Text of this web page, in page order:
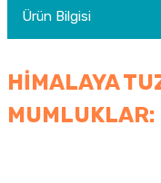
Ürün Bilgisi
HİMALAYA
MUMLUKLAR: